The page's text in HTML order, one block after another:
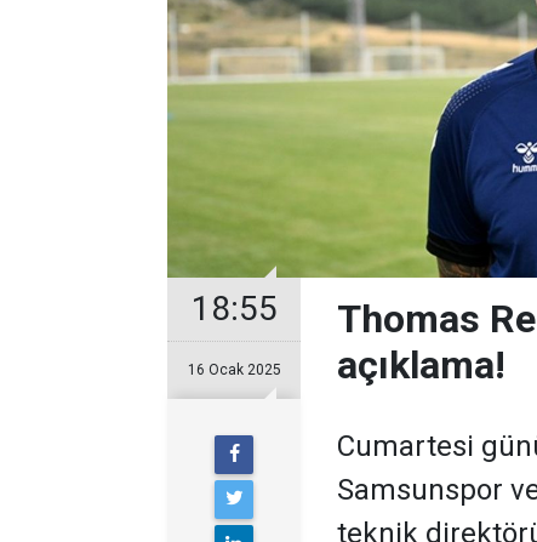
18:55
16 Ocak 2025
Thomas
açıklama!
Cumartesi
Samsunspor
teknik